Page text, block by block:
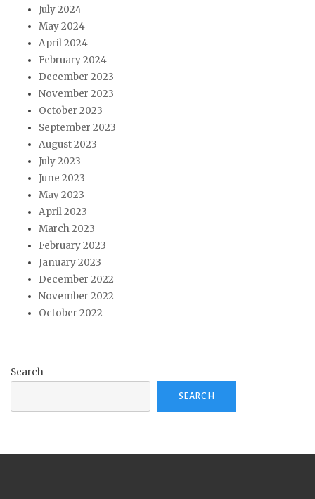
July 2024
May 2024
April 2024
February 2024
December 2023
November 2023
October 2023
September 2023
August 2023
July 2023
June 2023
May 2023
April 2023
March 2023
February 2023
January 2023
December 2022
November 2022
October 2022
Search
SEARCH